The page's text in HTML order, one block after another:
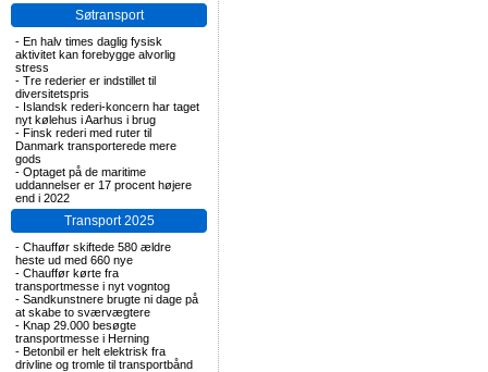
Søtransport
- En halv times daglig fysisk
aktivitet kan forebygge alvorlig
stress
- Tre rederier er indstillet til
diversitetspris
- Islandsk rederi-koncern har taget
nyt kølehus i Aarhus i brug
- Finsk rederi med ruter til
Danmark transporterede mere
gods
- Optaget på de maritime
uddannelser er 17 procent højere
end i 2022
Transport 2025
- Chauffør skiftede 580 ældre
heste ud med 660 nye
- Chauffør kørte fra
transportmesse i nyt vogntog
- Sandkunstnere brugte ni dage på
at skabe to sværvægtere
- Knap 29.000 besøgte
transportmesse i Herning
- Betonbil er helt elektrisk fra
drivline og tromle til transportbånd